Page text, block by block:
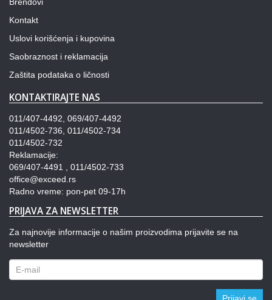
Kontakt
Uslovi korišćenja i kupovina
Saobraznost i reklamacija
Zaštita podataka o ličnosti
KONTAKTIRAJTE NAS
011/407-4492, 069/407-4492
011/4502-736, 011/4502-734
011/4502-732
Reklamacije:
069/407-4491 , 011/4502-733
office@exceed.rs
Radno vreme: pon-pet 09-17h
PRIJAVA ZA NEWSLETTER
Za najnovije informacije o našim proizvodima prijavite se na
newsletter